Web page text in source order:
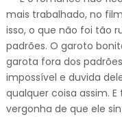
mais trabalhado, no
isso, o que não foi tão
padrões. O garoto
garota fora dos
impossível e duvida
qualquer coisa assim.
vergonha de que ele